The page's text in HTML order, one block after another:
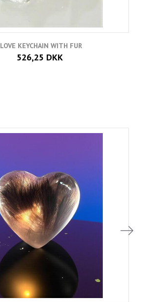
LOVE KEYCHAIN WITH FUR
526,25 DKK